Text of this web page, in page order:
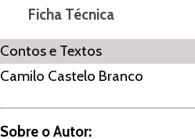
Ficha Técnica
Contos e Textos
Camilo Castelo Branco
Sobre o Autor: